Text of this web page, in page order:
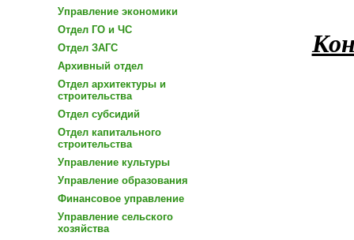
Управление экономики
Отдел ГО и ЧС
Отдел ЗАГС
Архивный отдел
Отдел архитектуры и
строительства
Отдел субсидий
Отдел капитального
строительства
Управление культуры
Управление образования
Финансовое управление
Управление сельского
хозяйства